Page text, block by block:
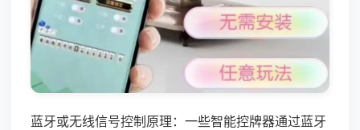
蓝牙或无线信号控制原理：一些智能控牌器通过蓝牙